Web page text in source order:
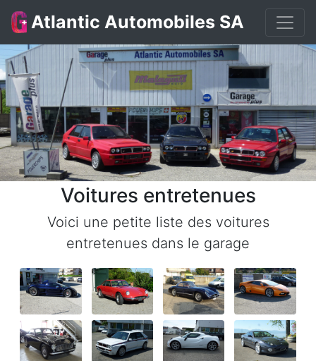
Atlantic Automobiles SA
Voitures entretenues
Voici une petite liste des voitures
entretenues dans le garage